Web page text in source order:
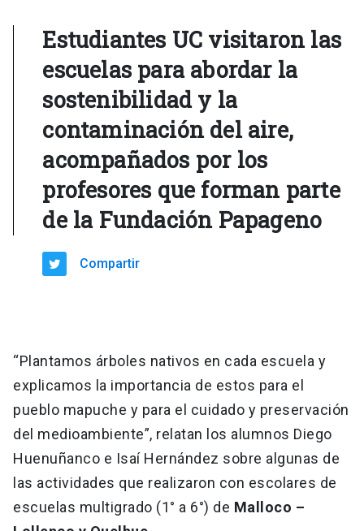
Estudiantes UC visitaron las
escuelas para abordar la
sostenibilidad y la
contaminación del aire,
acompañados por los
profesores que forman parte
de la Fundación Papageno
Compartir
“Plantamos árboles nativos en cada escuela y
explicamos la importancia de estos para el
pueblo mapuche y para el cuidado y preservación
del medioambiente”, relatan los alumnos Diego
Huenuñanco e Isaí Hernández sobre algunas de
las actividades que realizaron con escolares de
escuelas multigrado (1° a 6°) de Malloco –